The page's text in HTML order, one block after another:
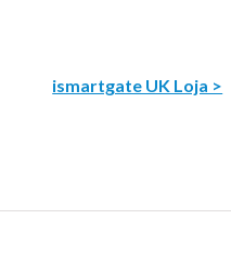
ismartgate UK Loja >